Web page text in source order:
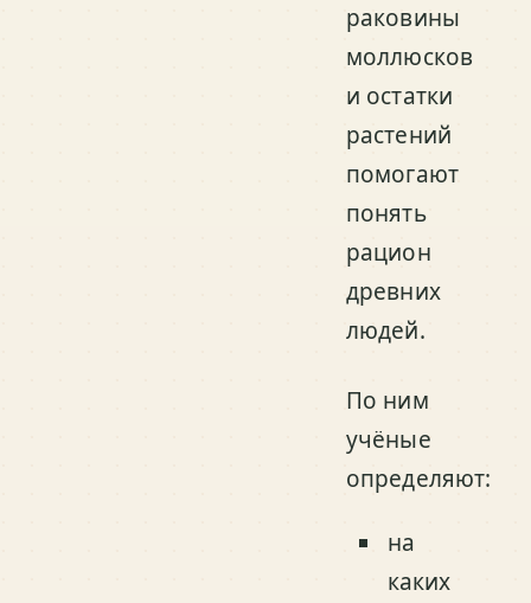
раковины
моллюсков
и остатки
растений
помогают
понять
рацион
древних
людей.
По ним
учёные
определяют:
на
каких